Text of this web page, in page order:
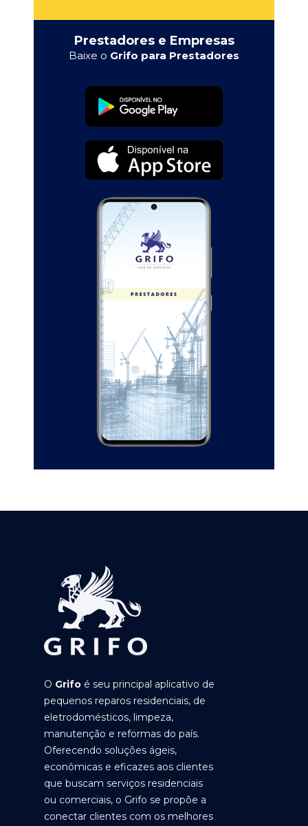
Prestadores e Empresas
Baixe o Grifo para Prestadores
O Grifo é seu principal aplicativo de
pequenos reparos residenciais, de
eletrodomésticos, limpeza,
manutenção e reformas do país.
Oferecendo soluções ágeis,
econômicas e eficazes aos clientes
que buscam serviços residenciais
ou comerciais, o Grifo se propõe a
conectar clientes com os melhores